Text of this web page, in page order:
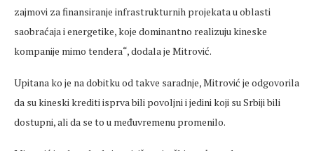
zajmovi za finansiranje infrastrukturnih projekata u oblasti
saobraćaja i energetike, koje dominantno realizuju kineske
kompanije mimo tendera“, dodala je Mitrović.
Upitana ko je na dobitku od takve saradnje, Mitrović je odgovorila
da su kineski krediti isprva bili povoljni i jedini koji su Srbiji bili
dostupni, ali da se to u međuvremenu promenilo.